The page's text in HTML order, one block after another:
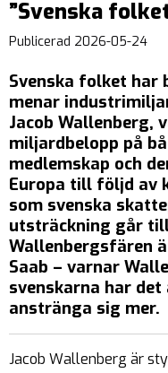
”Svenska
Publicerad 2026-05-24
Svenska folket har
menar
Jacob
miljardbelopp på
medlemskap och
Europa till följd av
som svenska
utsträckning går
Wallenbergsfären
Saab – varnar
svenskarna har
anstränga sig mer.
Jacob Wallenberg är